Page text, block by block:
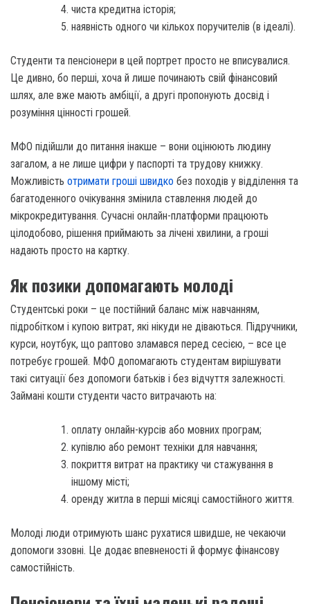
чиста кредитна історія;
наявність одного чи кількох поручителів (в ідеалі).
Студенти та пенсіонери в цей портрет просто не вписувалися.
Це дивно, бо перші, хоча й лише починають свій фінансовий
шлях, але вже мають амбіції, а другі пропонують досвід і
розуміння цінності грошей.
МФО підійшли до питання інакше – вони оцінюють людину
загалом, а не лише цифри у паспорті та трудову книжку.
Можливість отримати гроші швидко без походів у відділення та
багатоденного очікування змінила ставлення людей до
мікрокредитування. Сучасні онлайн-платформи працюють
цілодобово, рішення приймають за лічені хвилини, а гроші
надають просто на картку.
Як позики допомагають молоді
Студентські роки – це постійний баланс між навчанням,
підробітком і купою витрат, які нікуди не діваються. Підручники,
курси, ноутбук, що раптово зламався перед сесією, – все це
потребує грошей. МФО допомагають студентам вирішувати
такі ситуації без допомоги батьків і без відчуття залежності.
Займані кошти студенти часто витрачають на:
оплату онлайн-курсів або мовних програм;
купівлю або ремонт техніки для навчання;
покриття витрат на практику чи стажування в
іншому місті;
оренду житла в перші місяці самостійного життя.
Молоді люди отримують шанс рухатися швидше, не чекаючи
допомоги ззовні. Це додає впевненості й формує фінансову
самостійність.